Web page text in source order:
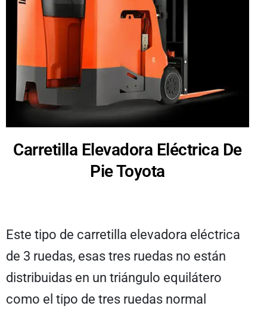
Carretilla Elevadora Eléctrica De
Pie Toyota
Este tipo de carretilla elevadora eléctrica
de 3 ruedas, esas tres ruedas no están
distribuidas en un triángulo equilátero
como el tipo de tres ruedas normal